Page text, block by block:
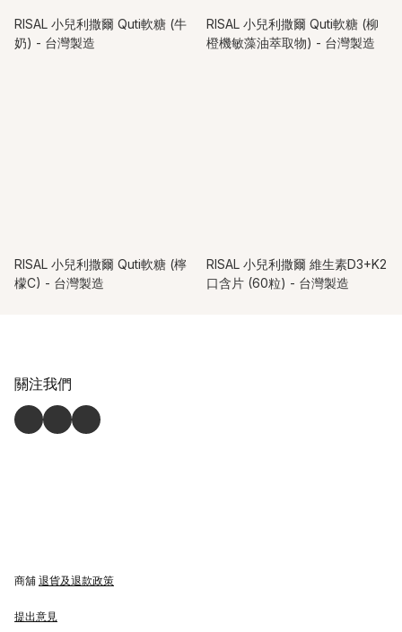
RISAL 小兒利撒爾 Quti軟糖 (牛
奶) - 台灣製造
RISAL 小兒利撒爾 Quti軟糖 (柳
橙機敏藻油萃取物) - 台灣製造
RISAL 小兒利撒爾 Quti軟糖 (檸
檬C) - 台灣製造
RISAL 小兒利撒爾 維生素D3+K2
口含片 (60粒) - 台灣製造
關注我們
商舖 退貨及退款政策
提出意見